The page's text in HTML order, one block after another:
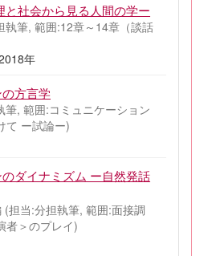
と社会から見る人間の学ー
執筆, 範囲:12章～14章（談話
年
方言学
, 範囲:コミュニケーション
て ー試論ー)
ダイナミズム ー自然発話
担当:分担執筆, 範囲:面接調
者＞のプレイ)